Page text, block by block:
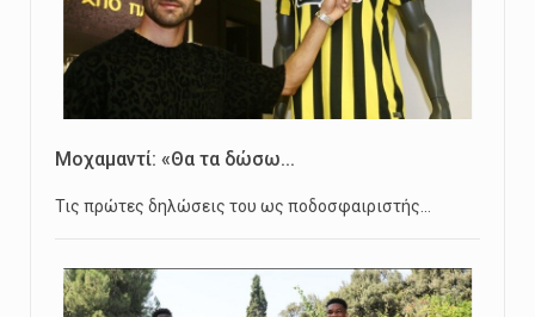
Μοχαμαντί: «Θα τα δώσω...
Τις πρώτες δηλώσεις του ως ποδοσφαιριστής…